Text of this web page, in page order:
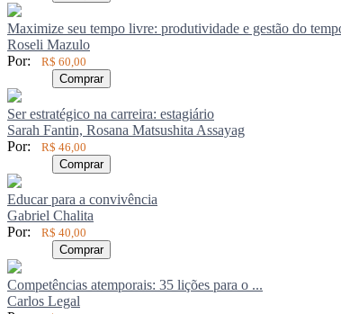
Maximize seu tempo livre: produtividade e gestão do
Roseli Mazulo
Por:
R$ 60,00
Comprar
Ser estratégico na carreira: estagiário
Sarah Fantin, Rosana Matsushita Assayag
Por:
R$ 46,00
Comprar
Educar para a convivência
Gabriel Chalita
Por:
R$ 40,00
Comprar
Competências atemporais: 35 lições para o ...
Carlos Legal